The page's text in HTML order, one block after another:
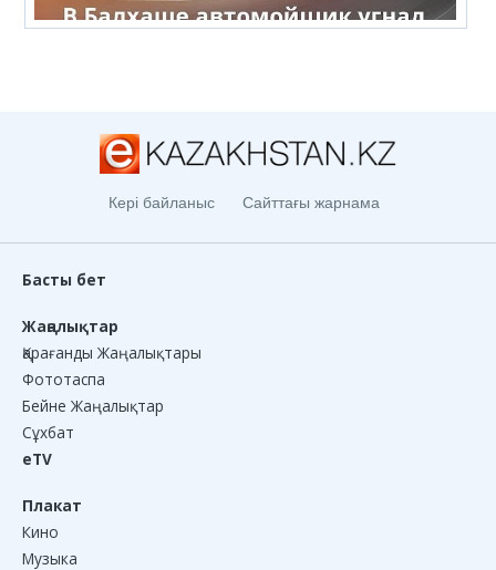
Кері байланыс Сайттағы жарнама
Басты бет
Жаңалықтар
Қарағанды Жаңалықтары
Фототаспа
Бейне Жаңалықтар
Сұхбат
eTV
Плакат
Кино
Музыка